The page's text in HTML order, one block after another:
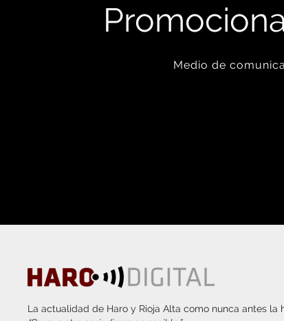
Medio de
La actualidad de Haro y Rioja Alta como nunca antes la